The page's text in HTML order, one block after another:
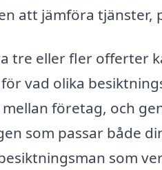
att jämföra tjänster,
tre eller fler offerter
vad olika
företag, och
som passar både
som